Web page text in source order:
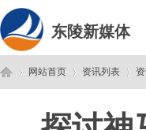
东陵新媒体
网站首页 资讯列表